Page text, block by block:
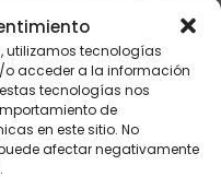
utilizamos tecnologías
acceder a la información
tecnologías nos
de
en este sitio. No
afectar negativamente
Buscar